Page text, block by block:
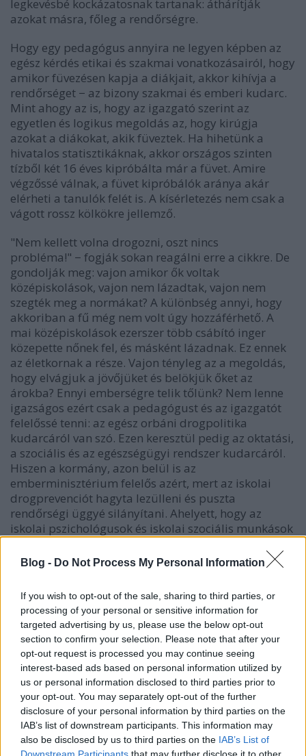
Blog - Do Not Process My Personal Information
If you wish to opt-out of the sale, sharing to third parties, or
processing of your personal or sensitive information for
targeted advertising by us, please use the below opt-out
section to confirm your selection. Please note that after your
opt-out request is processed you may continue seeing
interest-based ads based on personal information utilized by
us or personal information disclosed to third parties prior to
your opt-out. You may separately opt-out of the further
disclosure of your personal information by third parties on the
IAB’s list of downstream participants. This information may
also be disclosed by us to third parties on the IAB’s List of
Downstream Participants that may further disclose it to other
legkevésbé kockázatosnak tartanak: áthárítják
azokat másra, főleg a rendőrségre.
Hogy egy pedagógus annyira ne legyen képben az
egész kérdés etikai és szakmai vonatkozásairól, hogy
amikor füvezésen kapja a diákjait, akkor kihívja a
rendőrséget − az bizony szakmai és emberi kudarc.
Mint ahogy az is, hogy az igazgató szerint az
egyetlen és logikus megoldás az, hogy kirúgja
azokat a diákokat, akik füveztek. Ha hihetünk a
hivatalos statisztikáknak, akkor országos szinten
tízből két 16 éves kipróbálta már a füvet. Amire
végzőssé válnak, a füvet kipróbálók aránya akár
elérheti a tanulók felét is. A kísérletezés nem csak a
vágott rossz kölkökre jellemző.
"Nem kellett volna drogozni, oszt nincs
probléma!" − fogják sokan reagálni erre a cikkre. De
gondolják meg: vajon amikor ők voltak
középiskolások, vajon nem lázadtak, vajon nem
szegték meg a normákat? A különbség annyi, hogy
akkoriban a fű még nem volt úgy hozzáférhető. A
mai középiskolások ezerszer több csábító inger
közepette nőnek fel, és másként lázadnak. Ez ennek
az életkornak a része. Vajon tényleg az a megoldás,
hogy elvágjuk a jövőjüket és belökjük őket az
árokba? Ennyi emberségre telik tőlünk? Nem lenne
igazságos ezért csak a pedagógust és az igazgatót
felelőssé tenni: az egész orbáni drogpolitika
kudarcáról van szó. Ezen keresztül pedig az oktatási,
a szociális és az egészségügyi rendszer kudarcáról.
Hiszen a kormány, azon belül is az
emberminisztérium felelős azért, mert az iskolai
drogprevenciót hagyta lezülleni és puszta
rendőrségi üggyé silányítani. Ahelyett, hogy az
iskolai pszichológusok és iskolai szociális munkások
szakemberek programjait, rendőröket vezényelt az
iskolákba. Hiába figyelmeztett a szakma már akkor
is arra, hogy egy gyorstalpalót elvégzett rendőr nem
képes ugyanolyan színvonalon és bizalmi légkörben
végezni ezt a tevékenységet, mint az erre képzet
külső szakemberek.
Ráadásul miközben a kormány az
egészségfejlesztési programok számára bonyolult,
bürokratikus szakmai ajánlási rendszert tett
kötelezővé, szemet hunyt afelett, hogy rendőrök
tartsanak drogmegelőzést az iskolákban mindenféle
szakmai ajánlás nélkül. Nem csoda, hogy az iskolák